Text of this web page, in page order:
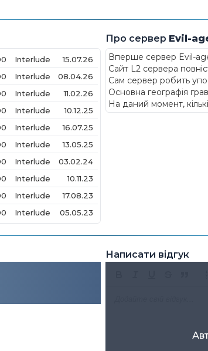
Interlude 15.07.26
Interlude 08.04.26
Interlude 11.02.26
Interlude 10.12.25
Interlude 16.07.25
Interlude 13.05.25
Interlude 03.02.24
Interlude 10.11.23
Interlude 17.08.23
Interlude 05.05.23
Про сервер Evil-
Вперше сервер Evil-
Сайт L2 сервера
Сам сервер робить
Основна географія
На даний момент,
Написати відгук